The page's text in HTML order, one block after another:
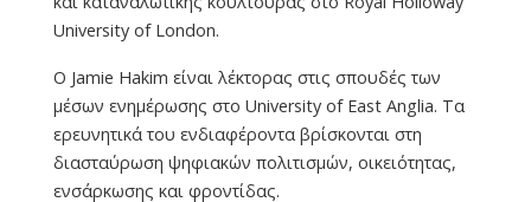
University of London.
Ο Jamie Hakim είναι λέκτορας στις σπουδές των
μέσων ενημέρωσης στο University of East Anglia. Τα
ερευνητικά του ενδιαφέροντα βρίσκονται στη
διασταύρωση ψηφιακών πολιτισμών, οικειότητας,
ενσάρκωσης και φροντίδας.